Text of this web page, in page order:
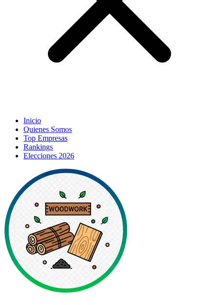
Inicio
Quienes Somos
Top Empresas
Rankings
Elecciones 2026